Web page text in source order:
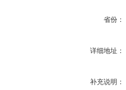
省份：
详细地址：
补充说明：